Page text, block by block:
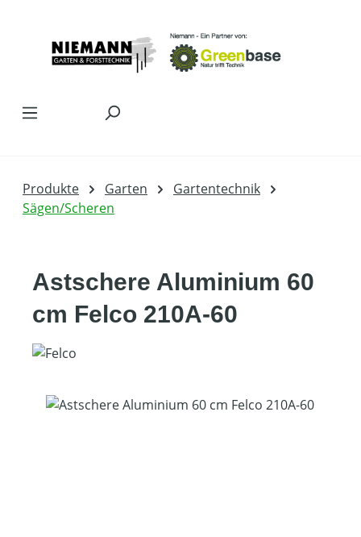
Produkte Garten
Gartentechnik
Sägen/Scheren
Astschere Aluminium 60
cm Felco 210A-60
Bildergalerie überspringen